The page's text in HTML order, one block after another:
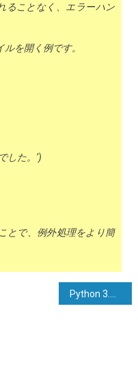
ることなく、エラーハン
ルを開く例です。
した。’)
とで、例外処理をより簡